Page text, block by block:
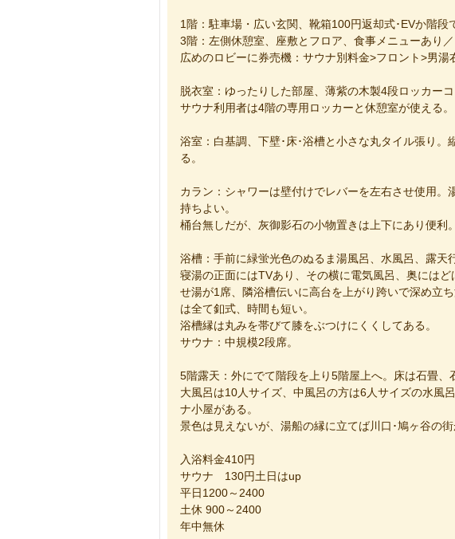
1階：駐車場・広い玄関、靴箱100円返却式･EVか階段
3階：左側休憩室、座敷とフロア、食事メニューあり／
広めのロビーに券売機：サウナ別料金>フロント>男湯
脱衣室：ゆったりした部屋、薄紫の木製4段ロッカー
サウナ利用者は4階の専用ロッカーと休憩室が使える。
浴室：白基調、下壁･床･浴槽と小さな丸タイル張り。
る。
カラン：シャワーは壁付けでレバーを左右させ使用。
持ちよい。
桶台無しだが、灰御影石の小物置きは上下にあり便利
浴槽：手前に緑蛍光色のぬるま湯風呂、水風呂、露天
寝湯の正面にはTVあり、その横に電気風呂、奥には
せ湯が1席、隣浴槽伝いに高台を上がり跨いで深め立
は全て釦式、時間も短い。
浴槽縁は丸みを帯びて膝をぶつけにくくしてある。
サウナ：中規模2段席。
5階露天：外にでて階段を上り5階屋上へ。床は石畳
大風呂は10人サイズ、中風呂の方は6人サイズの水風
ナ小屋がある。
景色は見えないが、湯船の縁に立てば川口･鳩ヶ谷の
入浴料金410円
サウナ 130円土日はup
平日1200～2400
土休 900～2400
年中無休